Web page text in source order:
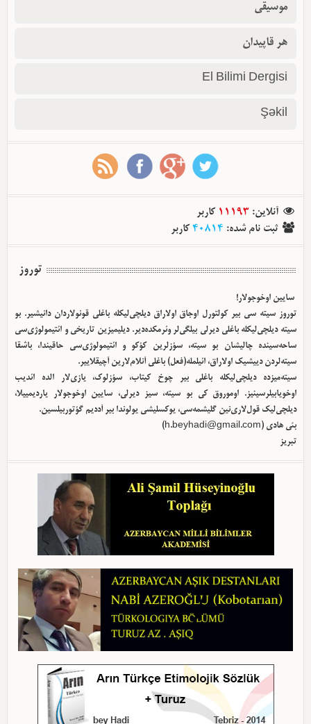
موسیقی
هر قاپیدان
El Bilimi Dergisi
Şəkil
آنلاین:
11193 کاربر
ثبت نام شده:
40814 کاربر
توروز
سایین اوخوجولار!
توروز سیته سی بیر کولتورل اوجاق اولا‌راق دیلچی‌لیکله باغلی قونولاردان دانیشیر. بو
سیته دیلچی‌لیکله باغلی دیرلی بیلگی‌لر وئرمکده‌دیر. دیلیمیزین تاریخی و ائتیمولوژی‌سی
ساحه‌سینده چالیشان بو سیته، سؤزلرین کؤکو و ائتیمولوژی‌سی حاقیندا، باشقا
سیته‌لردن دییشیک اولا‌راق، ائیلمله(فعل) باغلی آنلام‌لارین آچیقلاییر.
سیته‌میزده دیلچی‌لیکله باغلی بیر چوخ کیتاب، سؤزلوک، یازی‌لار الده ائدیب
اوخویابیلرسینیز. اوموروق کی بو سیته، سیز دیرلی، سایین اوخوجولار یاردیمییلا،
دیلچی‌لیک قول‌لاری‌نین گلیشمه‌سی، یوکسلیشی یولوندا بیر آددیم گؤتوربیلسین.
بئی هادی (h.beyhadi@gmail.com
)
تبریز